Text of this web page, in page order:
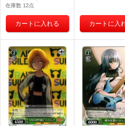
在庫数 12点